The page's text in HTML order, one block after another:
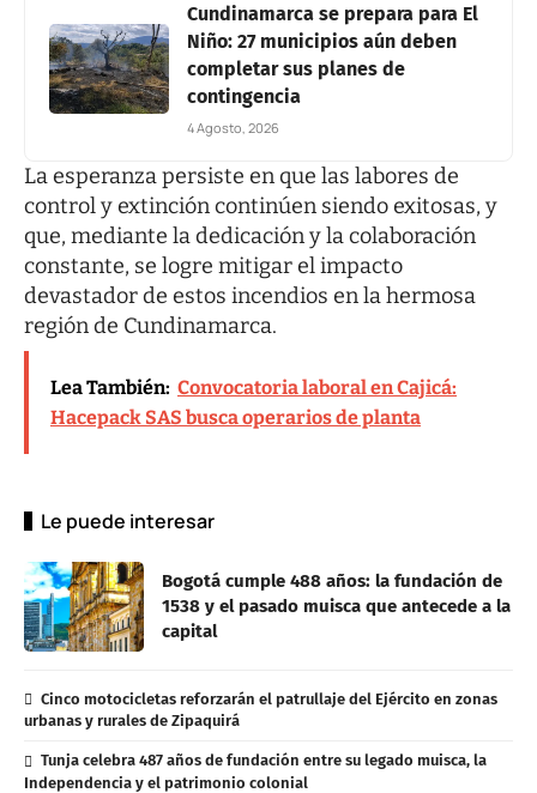
Cundinamarca se prepara para El
Niño: 27 municipios aún deben
completar sus planes de
contingencia
4 Agosto, 2026
La esperanza persiste en que las labores de
control y extinción continúen siendo exitosas, y
que, mediante la dedicación y la colaboración
constante, se logre mitigar el impacto
devastador de estos incendios en la hermosa
región de Cundinamarca.
Lea También: Convocatoria laboral en Cajicá:
Hacepack SAS busca operarios de planta
Le puede interesar
Bogotá cumple 488 años: la fundación de
1538 y el pasado muisca que antecede a la
capital
Cinco motocicletas reforzarán el patrullaje del Ejército en zonas
urbanas y rurales de Zipaquirá
Tunja celebra 487 años de fundación entre su legado muisca, la
Independencia y el patrimonio colonial